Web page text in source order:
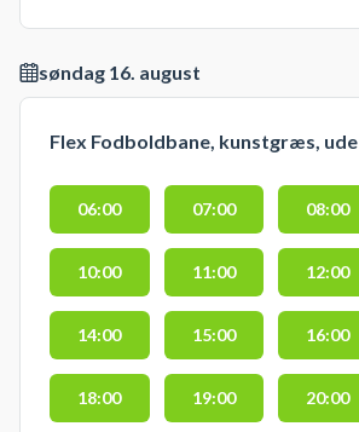
søndag 16. august
Flex Fodboldbane, kunstgræs, ude
06:00 07:00 08:00
10:00 11:00 12:00
14:00 15:00 16:00
18:00 19:00 20:00